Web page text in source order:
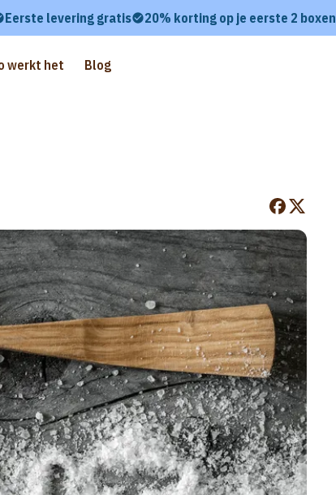
Eerste levering gratis 20% korting op je eerste 2 boxen
werkt het Blog